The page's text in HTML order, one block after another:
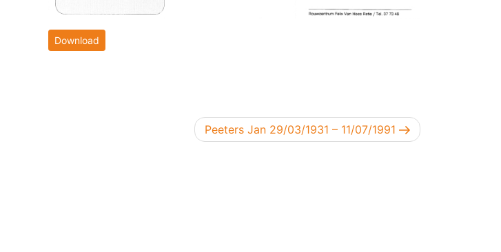
Download
Volgend bericht
Peeters Jan 29/03/1931 – 11/07/1991